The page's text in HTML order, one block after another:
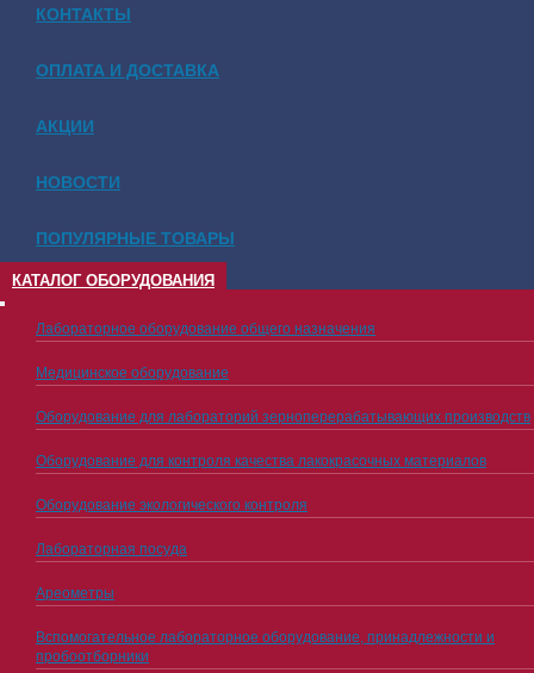
КОНТАКТЫ
ОПЛАТА И ДОСТАВКА
АКЦИИ
НОВОСТИ
ПОПУЛЯРНЫЕ ТОВАРЫ
КАТАЛОГ ОБОРУДОВАНИЯ
Лабораторное оборудование общего назначения
Медицинское оборудование
Оборудование для лабораторий зерноперерабатывающих производств
Оборудование для контроля качества лакокрасочных материалов
Оборудование экологического контроля
Лабораторная посуда
Ареометры
Вспомогательное лабораторное оборудование, принадлежности и
пробоотборники